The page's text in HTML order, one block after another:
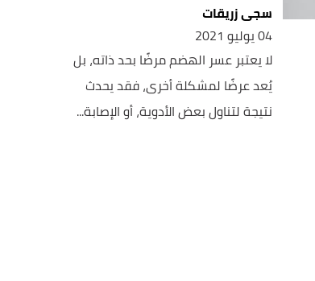
سجى زريقات
04 يوليو 2021
لا يعتبر عسر الهضم مرضًا بحد ذاته، بل
يُعد عرضًا لمشكلة أخرى، فقد يحدث
نتيجة لتناول بعض الأدوية، أو الإصابة...